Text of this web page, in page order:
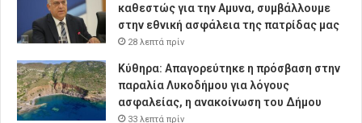
καθεστώς για την Αμυνα, συμβάλλουμε
στην εθνική ασφάλεια της πατρίδας μας
28 λεπτά πρίν
Κύθηρα: Απαγορεύτηκε η πρόσβαση στην
παραλία Λυκοδήμου για λόγους
ασφαλείας, η ανακοίνωση του Δήμου
33 λεπτά πρίν